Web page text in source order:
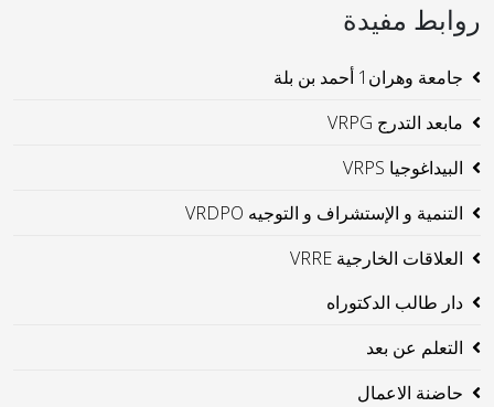
روابط مفيدة
جامعة وهران1 أحمد بن بلة
مابعد التدرج VRPG
البيداغوجيا VRPS
التنمية و الإستشراف و التوجيه VRDPO
العلاقات الخارجية VRRE
دار طالب الدكتوراه
التعلم عن بعد
حاضنة الاعمال